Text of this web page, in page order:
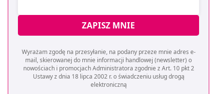
ZAPISZ MNIE
Wyrażam zgodę na przesyłanie, na podany przeze mnie adres e-
mail, skierowanej do mnie informacji handlowej (newsletter) o
nowościach i promocjach Administratora zgodnie z Art. 10 pkt 2
Ustawy z dnia 18 lipca 2002 r. o świadczeniu usług drogą
elektroniczną